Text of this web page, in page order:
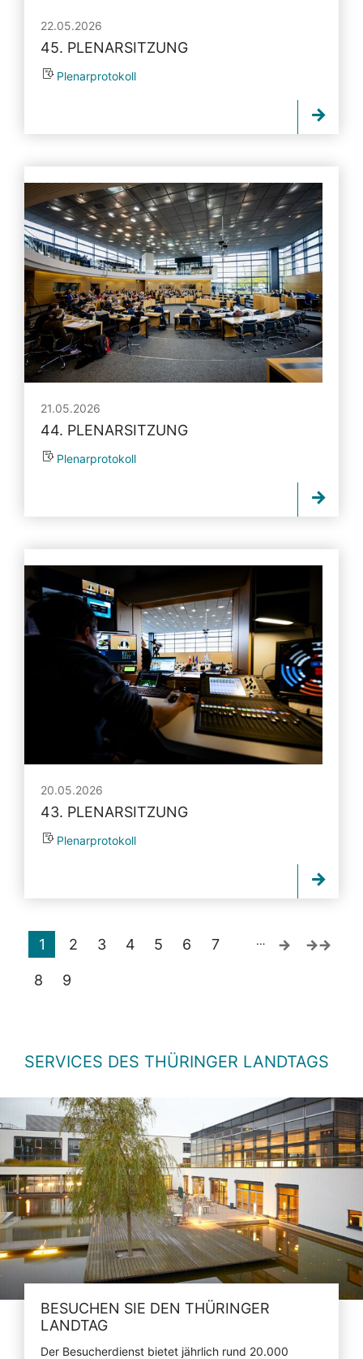
22.05.2026
45. PLENARSITZUNG
Plenarprotokoll
21.05.2026
44. PLENARSITZUNG
Plenarprotokoll
20.05.2026
43. PLENARSITZUNG
Plenarprotokoll
1 2 3 4 5 6 7
8 9
…
SERVICES DES THÜRINGER LANDTAGS
BESUCHEN SIE DEN THÜRINGER
LANDTAG
Der Besucherdienst bietet jährlich rund 20.000